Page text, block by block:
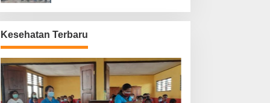
Kesehatan Terbaru